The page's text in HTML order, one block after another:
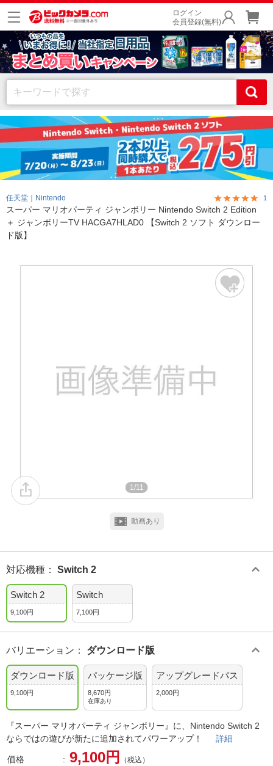
ログイン
会員登録(無料)
任天堂｜Nintendo 1
スーパー マリオパーティ ジャンボリー Nintendo Switch 2 Edition
＋ ジャンボリーTV HACGA7HLAD0 【Switch 2 ソフト ダウンロー
ド版】
1/11
動画あり
対応機種 ： Switch 2
Switch 2
9,100円
Switch
7,100円
バリエーション ： ダウンロード版
ダウンロード版
9,100円
パッケージ版
8,670円
在庫あり
アップグレードパス
2,000円
『スーパー マリオパーティ ジャンボリー』に、Nintendo Switch 2
ならではの遊びが新たに追加されてパワーアップ！ 詳細
価格 9,100円 （税込）